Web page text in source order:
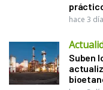
hace 3
Suben